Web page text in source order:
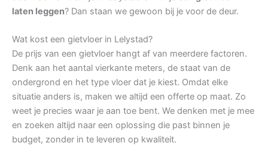
laten leggen? Dan staan we gewoon bij je voor de deur.
Wat kost een gietvloer in Lelystad?
De prijs van een gietvloer hangt af van meerdere factoren.
Denk aan het aantal vierkante meters, de staat van de
ondergrond en het type vloer dat je kiest. Omdat elke
situatie anders is, maken we altijd een offerte op maat. Zo
weet je precies waar je aan toe bent. We denken met je mee
en zoeken altijd naar een oplossing die past binnen je
budget, zonder in te leveren op kwaliteit.